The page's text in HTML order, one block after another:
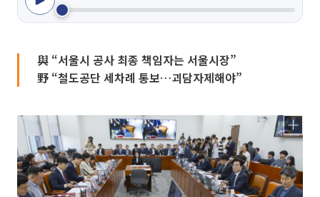
與 “서울시 공사 최종 책임자는 서울시장”
野 “철도공단 세차례 통보…괴담자제해야”